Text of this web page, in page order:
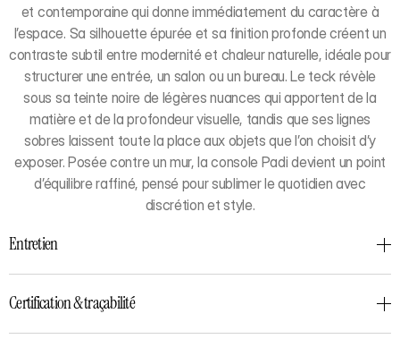
et contemporaine qui donne immédiatement du caractère à
l’espace. Sa silhouette épurée et sa finition profonde créent un
contraste subtil entre modernité et chaleur naturelle, idéale pour
structurer une entrée, un salon ou un bureau. Le teck révèle
sous sa teinte noire de légères nuances qui apportent de la
matière et de la profondeur visuelle, tandis que ses lignes
sobres laissent toute la place aux objets que l’on choisit d’y
exposer. Posée contre un mur, la console Padi devient un point
d’équilibre raffiné, pensé pour sublimer le quotidien avec
discrétion et style.
Entretien
Certification & traçabilité